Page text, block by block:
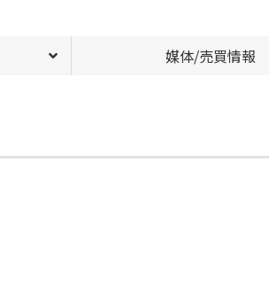
媒体/売買情報